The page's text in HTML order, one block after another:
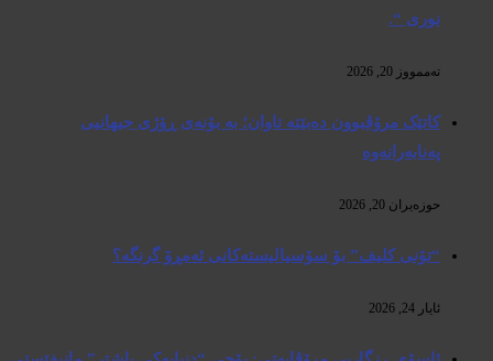
نوری “.
تەممووز 20, 2026
کاتێک مرۆڤبوون دەبێتە تاوان؛ بە بۆنەی ڕۆژی جیهانیی
پەنابەرانەوە
حوزه‌یران 20, 2026
“تۆنی کلیف” بۆ سۆسیالیستەکانی ئەمڕۆ گرنگە؟
ئایار 24, 2026